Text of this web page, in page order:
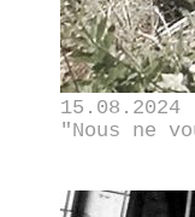
"Nous ne